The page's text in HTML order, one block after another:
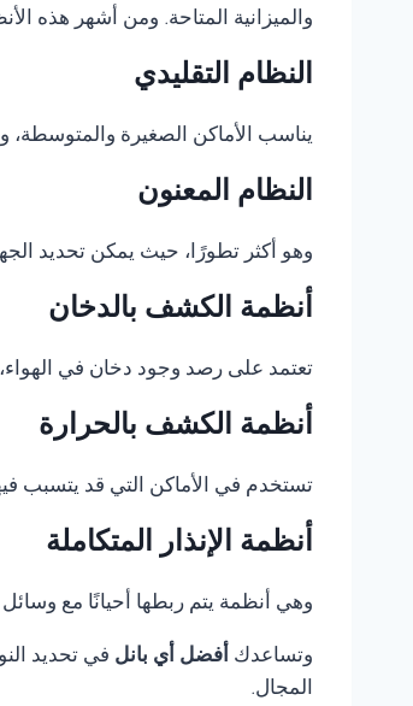
والميزانية المتاحة. ومن أشهر هذه
النظام التقليدي
يناسب الأماكن الصغيرة
النظام المعنون
وهو أكثر تطورًا، حيث يمكن تحديد
أنظمة الكشف بالدخان
تعتمد على رصد وجود دخان في الهواء،
أنظمة الكشف بالحرارة
تستخدم في الأماكن التي قد يتسبب
أنظمة الإنذار المتكاملة
وهي أنظمة يتم ربطها أحيانًا مع
وتساعدك أفضل أي بانل في تحديد
المجال.